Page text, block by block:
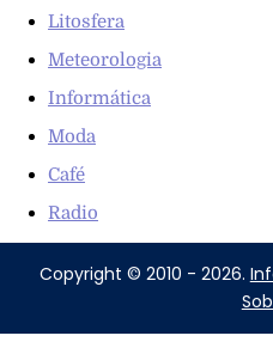
Litosfera
Meteorologia
Informática
Moda
Café
Radio
Copyright © 2010 - 2026.